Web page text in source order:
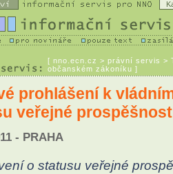
[ nno.ecn.cz > právní servis >
občanském zákoníku ]
prohlášení k
veřejné
- PRAHA
o statusu veřejné